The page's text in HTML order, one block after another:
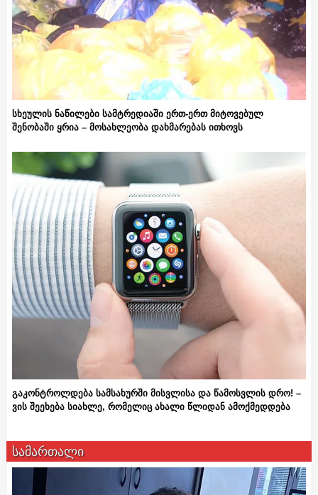
სხეულის ნაწილები სამტრედიაში ერთ-ერთ მიტოვებულ
შენობაში ყრია – მოსახლეობა დახმარებას ითხოვს
გაკონტროლდება სამსახურში მისვლისა და წამოსვლის დრო! –
ვის შეეხება სიახლე, რომელიც ახალი წლიდან ამოქმედდება
სამართალი